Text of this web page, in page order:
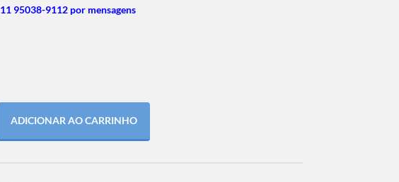
11 95038-9112 por mensagens
ADICIONAR AO CARRINHO